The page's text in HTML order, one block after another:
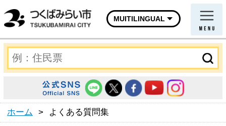
MUITILINGUAL
ホーム > よくある質問集